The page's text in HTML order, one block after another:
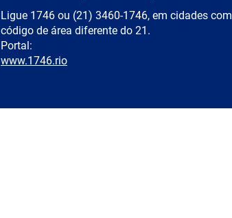
Ligue 1746 ou (21) 3460-1746, em cidades com
código de área diferente do 21.
Portal:
www.1746.rio